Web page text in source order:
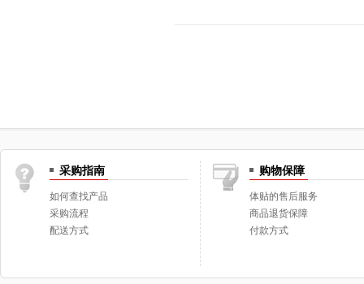
采购指南
如何查找产品
采购流程
配送方式
购物保障
体贴的售后服务
商品退货保障
付款方式